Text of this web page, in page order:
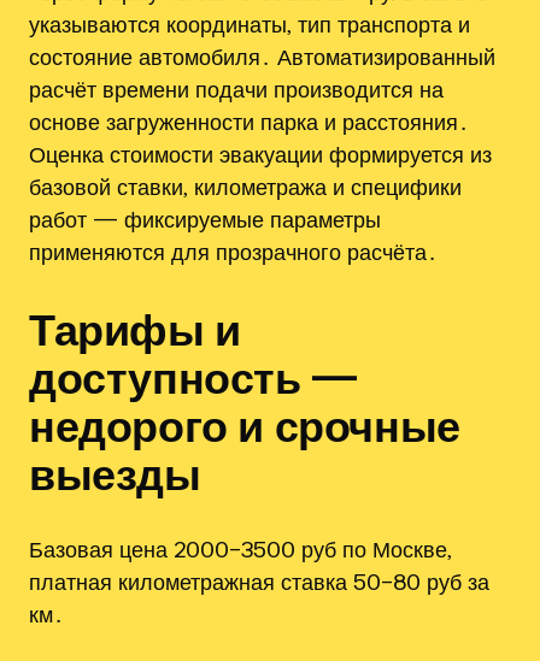
указываются координаты‚ тип транспорта и
состояние автомобиля․ Автоматизированный
расчёт времени подачи производится на
основе загруженности парка и расстояния․
Оценка стоимости эвакуации формируется из
базовой ставки‚ километража и специфики
работ — фиксируемые параметры
применяются для прозрачного расчёта․
Тарифы и
доступность —
недорого и срочные
выезды
Базовая цена 2000–3500 руб по Москве‚
платная километражная ставка 50–80 руб за
км․